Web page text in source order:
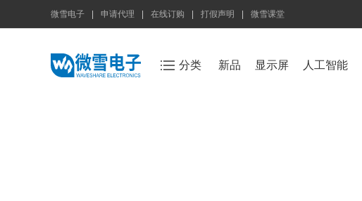
微雪电子 申请代理 在线订购 打假声明 微雪课堂
分类 新品 显示屏 人工智能